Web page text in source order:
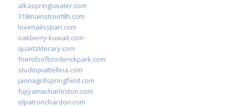
alkaspringswater.com
318mainstreet8h.com
lovenailsspari.com
oakberry-kuwait.com
quartzliterary.com
friendsofbroderickpark.com
studiopiattellina.com
jannagrillspringfield.com
fujiyamacharleston.com
elpatronchardon.com